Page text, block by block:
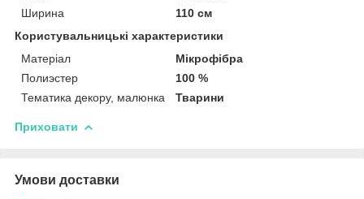
Ширина
110 см
Користувальницькі характеристики
Матеріал
Мікрофібра
Полиэстер
100 %
Тематика декору, малюнка
Тварини
Приховати
Умови доставки